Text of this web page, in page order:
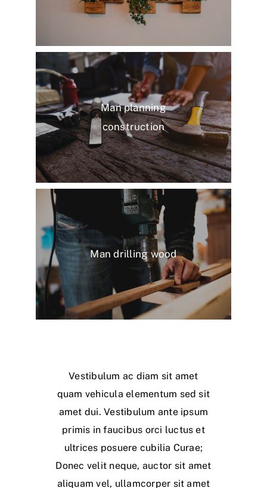
Man planning
construction
Man drilling wood
Vestibulum ac diam sit amet
quam vehicula elementum sed sit
amet dui. Vestibulum ante ipsum
primis in faucibus orci luctus et
ultrices posuere cubilia Curae;
Donec velit neque, auctor sit amet
aliquam vel, ullamcorper sit amet